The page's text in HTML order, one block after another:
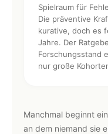
Spielraum für
Die präventive
kurative, doch es
Jahre. Der
Forschungsstand
nur große
Manchmal beginnt
an dem niemand sie